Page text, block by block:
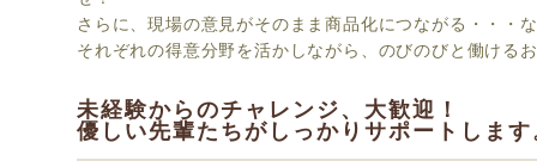
さらに、現場の意見がそのまま商品化につながる・・・
それぞれの得意分野を活かしながら、のびのびと働ける
未経験からのチャレンジ、大歓迎！
優しい先輩たちがしっかりサポートします